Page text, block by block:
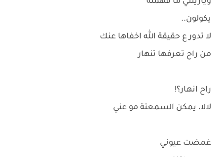
يكولون..
لا تدور ع حقيقة الله اخفاها عنك
من راح تعرفها تنهار
راح انهار؟!
لالا، يمكن السمعتة مو عني
غمضت عيوني